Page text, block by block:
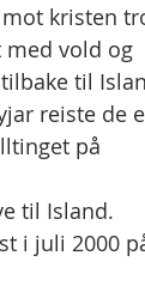
kristen
med vold og
til
reiste de
på
til Island.
i juli 2000